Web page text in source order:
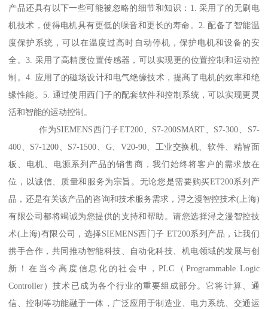
产品还具有以下一些可能被忽略的细节和知识：1. 采用了的无刷电
机技术，使得电机具有更低的噪音和更长的寿命。2. 配备了智能温
度保护系统，可以在温度过高时自动停机，保护电机和设备的安
全。3. 采用了高精度位置传感器，可以实现更的位置控制和运动控
制。4. 应用了的磁场设计和电气绝缘技术，提髙了电机的效率和绝
缘性能。5. 通过使用西门子的配套软件和控制系统，可以实现更灵
活和智能的运动控制。
作为SIEMENS西门子ET200、S7-200SMART、S7-300、S7-
400、S7-1200、S7-1500、G、V20-90、工业交换机、软件、精智面
板、电机、电源系列产品的销售商，我们始终将客户的需求放在
位，以诚信、质量和服务为宗旨。无论您是需要购买ET200系列产
品，还是有关该产品的咨询和技术服务需求，浔之漫智控技术(上海)
有限公司都将竭诚为您提供的支持和帮助。请您选择浔之漫智控技
术(上海)有限公司，选择SIEMENS西门子 ET200系列产品，让我们
携手合作，共同推动智能科技、自动化科技、机电领域的发展与创
新！在当今高度信息化的社会中，PLC（Programmable Logic
Controller）技术已成为各个行业的重要组成部分。它将计算、通
信、控制等功能融于一体，广泛应用于制造业、电力系统、交通运